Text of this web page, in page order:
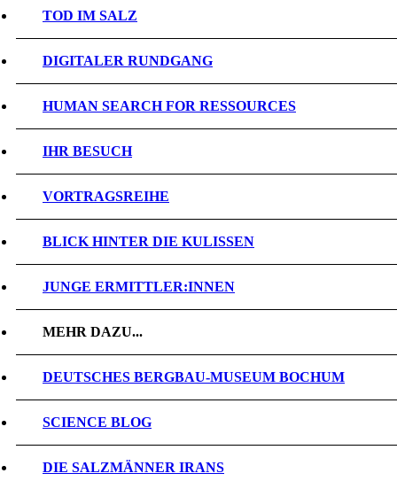
TOD IM SALZ
DIGITALER RUNDGANG
HUMAN SEARCH FOR RESSOURCES
IHR BESUCH
VORTRAGSREIHE
BLICK HINTER DIE KULISSEN
JUNGE ERMITTLER:INNEN
MEHR DAZU...
DEUTSCHES BERGBAU-MUSEUM BOCHUM
SCIENCE BLOG
DIE SALZMÄNNER IRANS